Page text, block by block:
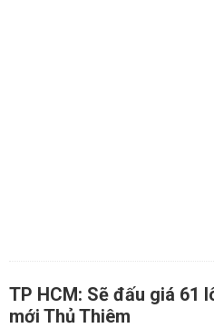
TP HCM: Sẽ đấu giá 61
mới Thủ Thiêm